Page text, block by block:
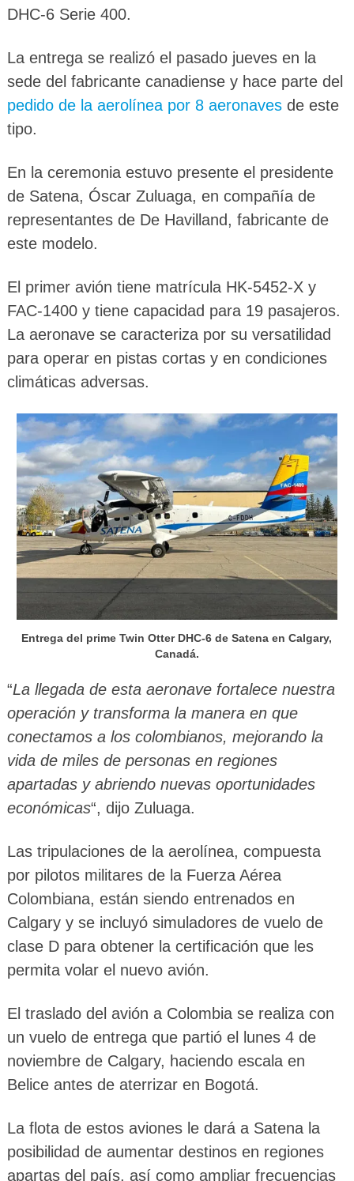
DHC-6 Serie 400.
La entrega se realizó el pasado jueves en la
sede del fabricante canadiense y hace parte del
pedido de la aerolínea por 8 aeronavesde este
tipo.
En la ceremonia estuvo presente el presidente
de Satena, Óscar Zuluaga, en compañía de
representantes de De Havilland, fabricante de
este modelo.
El primer avión tiene matrícula HK-5452-X y
FAC-1400 y tiene capacidad para 19 pasajeros.
La aeronave se caracteriza por su versatilidad
para operar en pistas cortas y en condiciones
climáticas adversas.
Entrega del prime Twin Otter DHC-6 de Satena en Calgary,
Canadá.
“La llegada de esta aeronave fortalece nuestra
operación y transforma la manera en que
conectamos a los colombianos, mejorando la
vida de miles de personas en regiones
apartadas y abriendo nuevas oportunidades
económicas“, dijo Zuluaga.
Las tripulaciones de la aerolínea, compuesta
por pilotos militares de la Fuerza Aérea
Colombiana, están siendo entrenados en
Calgary y se incluyó simuladores de vuelo de
clase D para obtener la certificación que les
permita volar el nuevo avión.
El traslado del avión a Colombia se realiza con
un vuelo de entrega que partió el lunes 4 de
noviembre de Calgary, haciendo escala en
Belice antes de aterrizar en Bogotá.
La flota de estos aviones le dará a Satena la
posibilidad de aumentar destinos en regiones
apartas del país, así como ampliar frecuencias